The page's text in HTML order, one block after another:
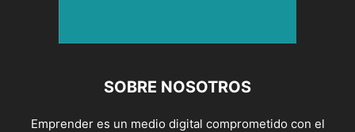
SOBRE NOSOTROS
Emprender es un medio digital comprometido con el